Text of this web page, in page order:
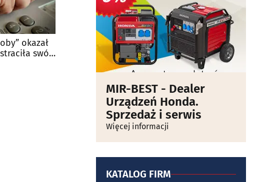
okazał
swój
MIR-BEST - Dealer
Urządzeń Honda.
Sprzedaż i serwis
Więcej informacji
KATALOG FIRM